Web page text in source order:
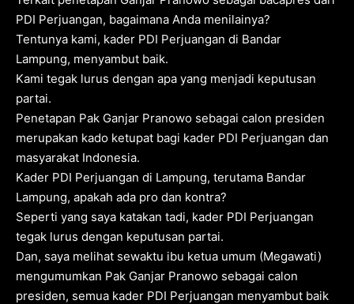
PDI Perjuangan, bagaimana Anda menilainya?
Tentunya kami, kader PDI Perjuangan di Bandar
Lampung, menyambut baik.
Kami tegak lurus dengan apa yang menjadi keputusan
partai.
Penetapan Pak Ganjar Pranowo sebagai calon presiden
merupakan kado ketupat bagi kader PDI Perjuangan dan
masyarakat Indonesia.
Kader PDI Perjuangan di Lampung, terutama Bandar
Lampung, apakah ada pro dan kontra?
Seperti yang saya katakan tadi, kader PDI Perjuangan
tegak lurus dengan keputusan partai.
Dan, saya melihat sewaktu ibu ketua umum (Megawati)
mengumumkan Pak Ganjar Pranowo sebagai calon
presiden, semua kader PDI Perjuangan menyambut baik